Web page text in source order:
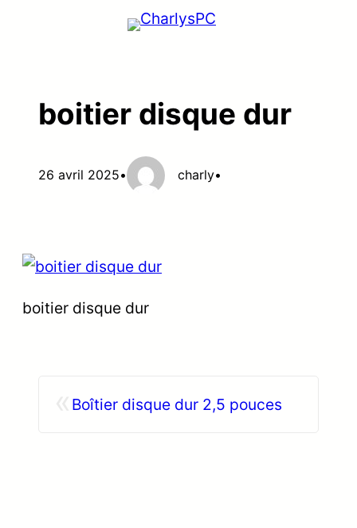
boitier disque dur
26 avril 2025• charly•
boitier disque dur
Boîtier disque dur 2,5 pouces